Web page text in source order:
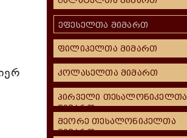
ეფესელთა მიმართ
ფილიპელთა მიმართ
კოლასელთა მიმართ
პირველი თესალონიკელთა
მიმართ
მეორე თესალონიკელთა
მიმართ